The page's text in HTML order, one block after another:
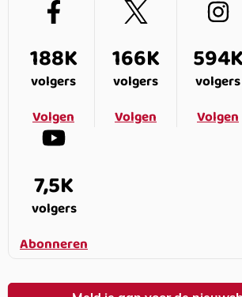
188K
volgers
Volgen
166K
volgers
Volgen
volgers
Volgen
7,5K
volgers
Abonneren